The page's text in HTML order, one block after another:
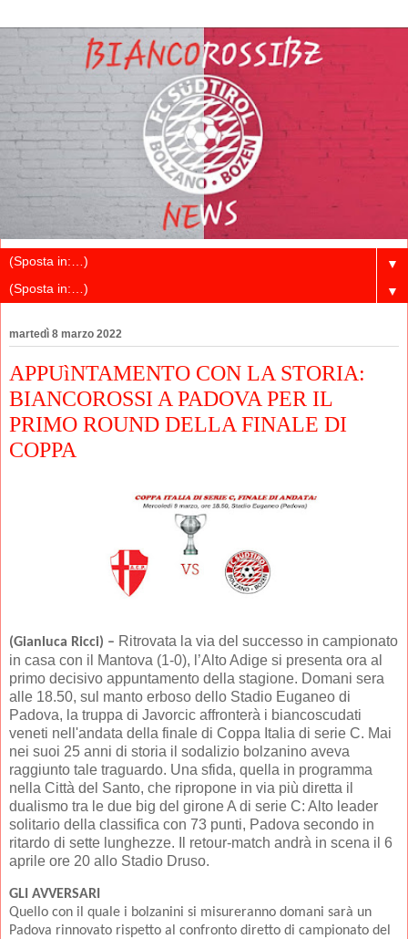
▼
▼
martedì 8 marzo 2022
APPUìNTAMENTO CON LA STORIA:
BIANCOROSSI A PADOVA PER IL
PRIMO ROUND DELLA FINALE DI
COPPA
(Gianluca Ricci) – Ritrovata la via del successo in campionato
in casa con il Mantova (1-0), l’Alto Adige si presenta ora al
primo decisivo appuntamento della stagione. Domani sera
alle 18.50, sul manto erboso dello Stadio Euganeo di
Padova, la truppa di Javorcic affronterà i biancoscudati
veneti nell'andata della finale di Coppa Italia di serie C. Mai
nei suoi 25 anni di storia il sodalizio bolzanino aveva
raggiunto tale traguardo. Una sfida, quella in programma
nella Città del Santo, che ripropone in via più diretta il
dualismo tra le due big del girone A di serie C: Alto leader
solitario della classifica con 73 punti, Padova secondo in
ritardo di sette lunghezze. Il retour-match andrà in scena il 6
aprile ore 20 allo Stadio Druso.
GLI AVVERSARI
Quello con il quale i bolzanini si misureranno domani sarà un
Padova rinnovato rispetto al confronto diretto di campionato del